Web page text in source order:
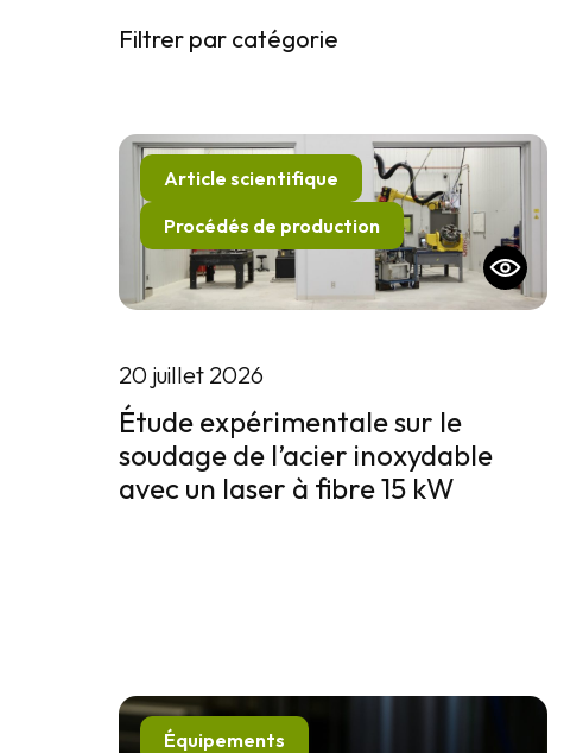
Filtrer par catégorie
Article scientifique
Procédés de production
20 juillet 2026
Étude expérimentale sur le
soudage de l’acier inoxydable
avec un laser à fibre 15 kW
Équipements